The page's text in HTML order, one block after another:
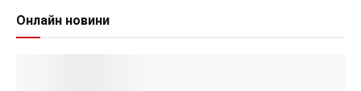
Онлайн новини